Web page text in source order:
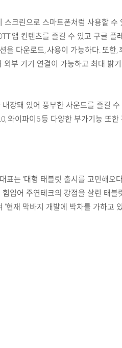
스크린으로 스마트폰처럼 사용할 수
앱 컨텐츠를 즐길 수 있고 구글 플
을 다운로드, 사용이 가능하다. 또한,
외부 기기 연결이 가능하고 최대 밝
내장돼 있어 풍부한 사운드를 즐길
와이파이6등 다양한 부가기능 또한
표는 "대형 태블릿 출시를 고민해오
입어 주연테크의 강점을 살린 태블
"현재 막바지 개발에 박차를 가하고